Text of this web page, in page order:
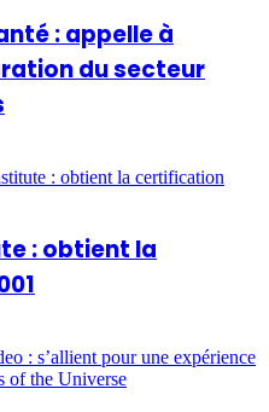
: appelle à
du secteur
: obtient la